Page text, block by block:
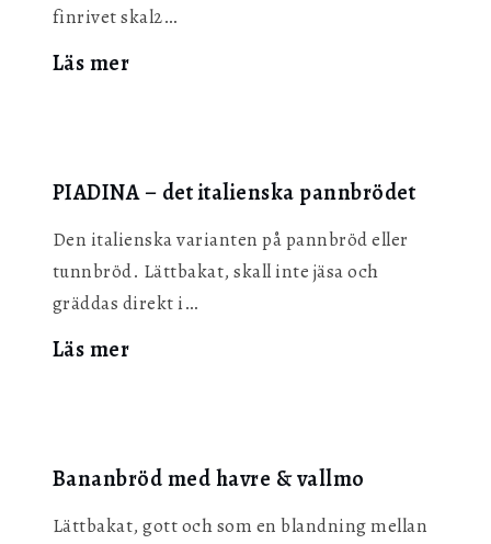
finrivet skal2…
Läs mer:
rostade
hasselnötter
PIADINA – det italienska pannbrödet
Den italienska varianten på pannbröd eller
tunnbröd. Lättbakat, skall inte jäsa och
gräddas direkt i…
Läs mer:
italienska
pannbrödet
Bananbröd med havre & vallmo
Lättbakat, gott och som en blandning mellan